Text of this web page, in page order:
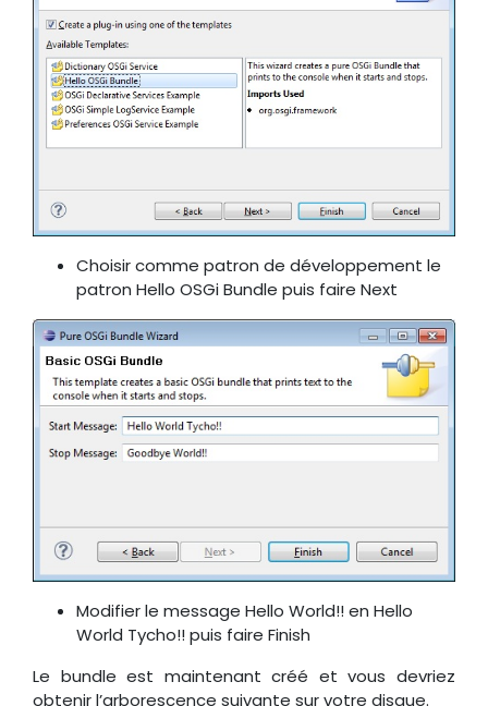
Choisir comme patron de développement le
patron Hello OSGi Bundle puis faire Next
Modifier le message Hello World!! en Hello
World Tycho!! puis faire Finish
Le bundle est maintenant créé et vous devriez
obtenir l’arborescence suivante sur votre disque.